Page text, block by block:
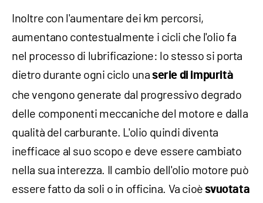
Inoltre con l'aumentare dei km percorsi,
aumentano contestualmente i cicli che l'olio fa
nel processo di lubrificazione: lo stesso si porta
dietro durante ogni ciclo unaserie di impurità
che vengono generate dal progressivo degrado
delle componenti meccaniche del motore e dalla
qualità del carburante. L'olio quindi diventa
inefficace al suo scopo e deve essere cambiato
nella sua interezza. Il cambio dell'olio motore può
essere fatto da soli o in officina. Va cioè svuotata